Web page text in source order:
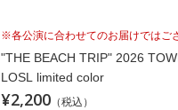
"THE BEACH TRIP" 2026
LOSL limited color
¥2,200 （税込）